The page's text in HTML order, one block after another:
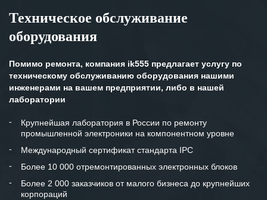
Техническое обслуживание
оборудования
Помимо ремонта, компания ik555 предлагает услугу по
техническому обслуживанию оборудования нашими
инженерами на вашем предприятии, либо в нашей
лаборатории
Крупнейшая лаборатория в России по ремонту
промышленной электроники на компонентном уровне
Международный сертификат стандарта IPC
Более 10 000 отремонтированных электронных блоков
Более 2 000 заказчиков от малого бизнеса до крупнейших
корпораций